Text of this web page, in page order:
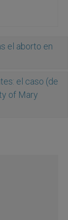
el aborto en
el caso (de
of Mary